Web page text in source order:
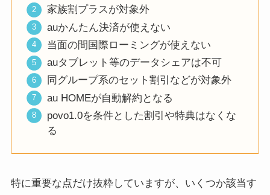
家族割プラスが対象外
auかんたん決済が使えない
当面の間国際ローミングが使えない
auタブレット等のデータシェアは不可
同グループ系のセット割引などが対象外
au HOMEが自動解約となる
povo1.0を条件とした割引や特典はなくな
る
特に重要な点だけ抜粋していますが、いくつか該当す